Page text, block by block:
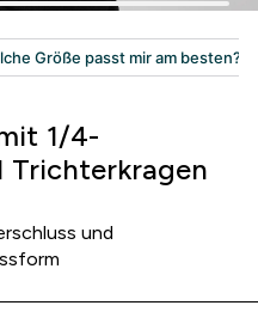
1/4-
Trichterkragen
und